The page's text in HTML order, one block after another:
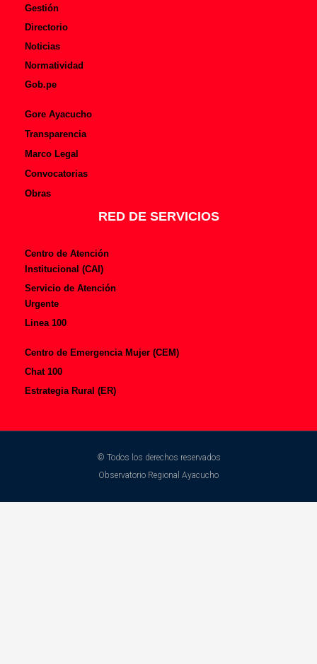
Gestión
Directorio
Noticias
Normatividad
Gob.pe
Gore Ayacucho
Transparencia
Marco Legal
Convocatorias
Obras
RED DE SERVICIOS
Centro de Atención
Institucional (CAI)
Servicio de Atención
Urgente
Linea 100
Centro de Emergencia Mujer (CEM)
Chat 100
Estrategia Rural (ER)
© Todos los derechos reservados
Observatorio Regional Ayacucho